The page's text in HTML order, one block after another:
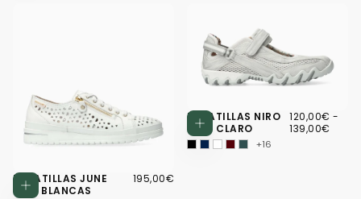
Elegir opciones
ZAPATILLAS JUNE
PERF BLANCAS
195,00€
PRECIO
195,00€
Elegir
ZAPATILLAS NIRO
GRIS CLARO
120,00€
PRECIO
MÍNIMO
120,00€ -
139,00€
+16